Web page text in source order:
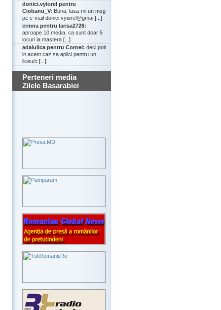
donici.vyiorel pentru
Ciobanu_V: Buna, lasa-mi un msg
pe e-mail donici.vyiorel@gmai [...]
crinna pentru larisa2726:
aproape 10 media, ca sunt doar 5
locuri la mastera [...]
adaiulica pentru Cornel: deci poti
in acest caz sa aplici pentru un
liceu/c [...]
Perteneri media
Zilele Basarabiei